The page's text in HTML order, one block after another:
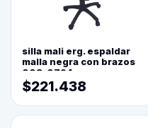
silla mali erg. espaldar
malla negra con brazos
003-0794
$221.438